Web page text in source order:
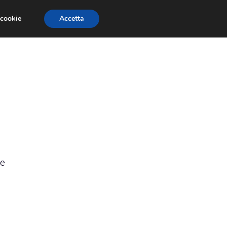
EVENTI E FIERE
Accetta